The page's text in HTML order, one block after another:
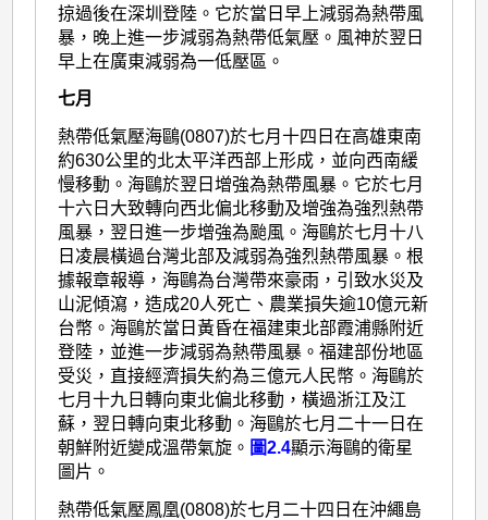
掠過後在深圳登陸。它於當日早上減弱為熱帶風
暴，晚上進一步減弱為熱帶低氣壓。風神於翌日
早上在廣東減弱為一低壓區。
七月
熱帶低氣壓海鷗(0807)於七月十四日在高雄東南
約630公里的北太平洋西部上形成，並向西南緩
慢移動。海鷗於翌日增強為熱帶風暴。它於七月
十六日大致轉向西北偏北移動及增強為強烈熱帶
風暴，翌日進一步增強為颱風。海鷗於七月十八
日凌晨橫過台灣北部及減弱為強烈熱帶風暴。根
據報章報導，海鷗為台灣帶來豪雨，引致水災及
山泥傾瀉，造成20人死亡、農業損失逾10億元新
台幣。海鷗於當日黃昏在福建東北部霞浦縣附近
登陸，並進一步減弱為熱帶風暴。福建部份地區
受災，直接經濟損失約為三億元人民幣。海鷗於
七月十九日轉向東北偏北移動，橫過浙江及江
蘇，翌日轉向東北移動。海鷗於七月二十一日在
朝鮮附近變成溫帶氣旋。 圖2.4顯示海鷗的衛星
圖片。
熱帶低氣壓鳳凰(0808)於七月二十四日在沖繩島